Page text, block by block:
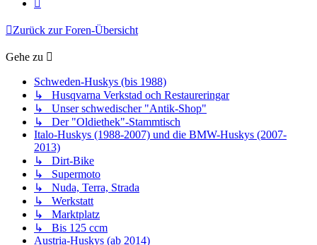
Zurück zur Foren-Übersicht
Gehe zu
Schweden-Huskys (bis 1988)
↳ Husqvarna Verkstad och Restaureringar
↳ Unser schwedischer "Antik-Shop"
↳ Der "Oldiethek"-Stammtisch
Italo-Huskys (1988-2007) und die BMW-Huskys (2007-
2013)
↳ Dirt-Bike
↳ Supermoto
↳ Nuda, Terra, Strada
↳ Werkstatt
↳ Marktplatz
↳ Bis 125 ccm
Austria-Huskys (ab 2014)